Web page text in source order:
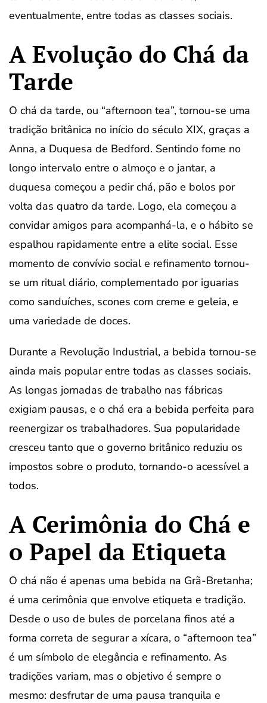
eventualmente, entre todas as classes sociais.
A Evolução do Chá da
Tarde
O chá da tarde, ou “afternoon tea”, tornou-se uma
tradição britânica no início do século XIX, graças a
Anna, a Duquesa de Bedford. Sentindo fome no
longo intervalo entre o almoço e o jantar, a
duquesa começou a pedir chá, pão e bolos por
volta das quatro da tarde. Logo, ela começou a
convidar amigos para acompanhá-la, e o hábito se
espalhou rapidamente entre a elite social. Esse
momento de convívio social e refinamento tornou-
se um ritual diário, complementado por iguarias
como sanduíches, scones com creme e geleia, e
uma variedade de doces.
Durante a Revolução Industrial, a bebida tornou-se
ainda mais popular entre todas as classes sociais.
As longas jornadas de trabalho nas fábricas
exigiam pausas, e o chá era a bebida perfeita para
reenergizar os trabalhadores. Sua popularidade
cresceu tanto que o governo britânico reduziu os
impostos sobre o produto, tornando-o acessível a
todos.
A Cerimônia do Chá e
o Papel da Etiqueta
O chá não é apenas uma bebida na Grã-Bretanha;
é uma cerimônia que envolve etiqueta e tradição.
Desde o uso de bules de porcelana finos até a
forma correta de segurar a xícara, o “afternoon tea”
é um símbolo de elegância e refinamento. As
tradições variam, mas o objetivo é sempre o
mesmo: desfrutar de uma pausa tranquila e